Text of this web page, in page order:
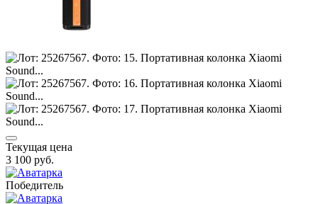
Текущая цена
3 100 руб.
Победитель